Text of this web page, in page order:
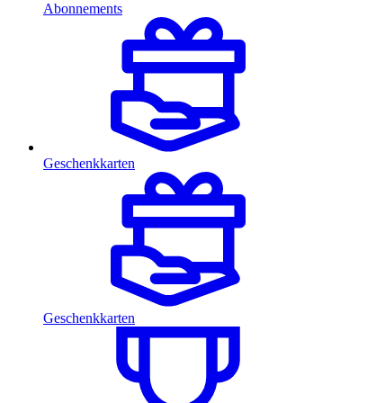
Abonnements
Geschenkkarten
Geschenkkarten